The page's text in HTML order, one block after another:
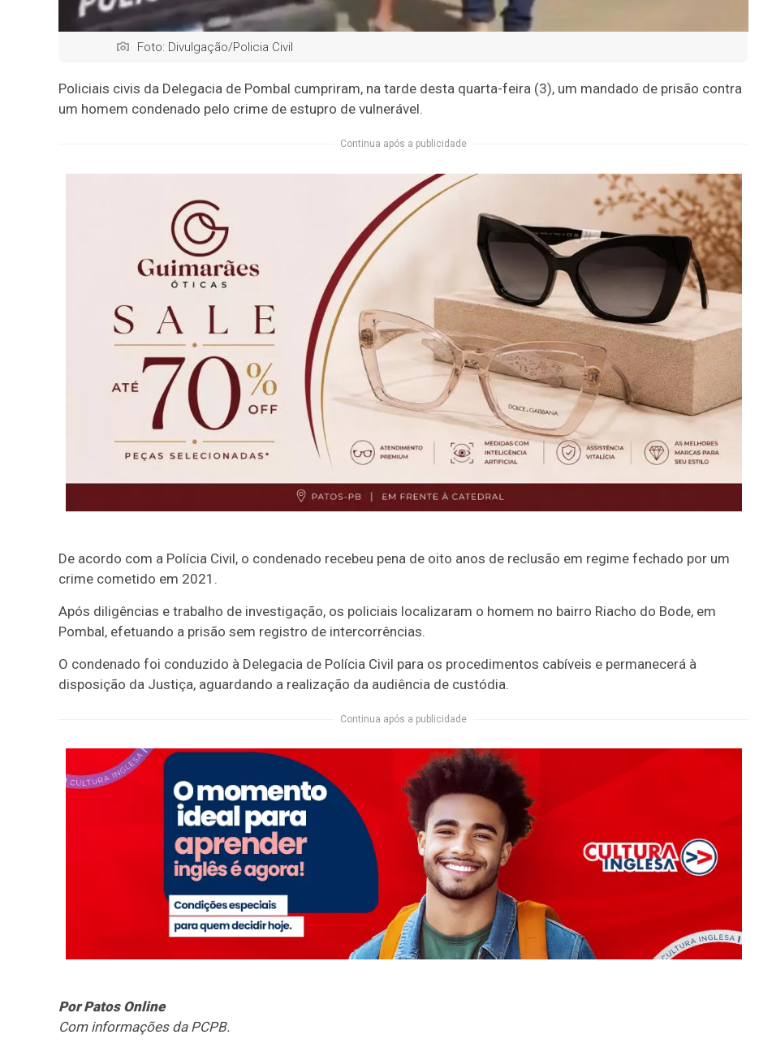
Foto: Divulgação/Policia Civil
Policiais civis da Delegacia de Pombal cumpriram, na tarde desta quarta-feira (3), um mandado de prisão contra
um homem condenado pelo crime de estupro de vulnerável.
Continua após a publicidade
De acordo com a Polícia Civil, o condenado recebeu pena de oito anos de reclusão em regime fechado por um
crime cometido em 2021.
Após diligências e trabalho de investigação, os policiais localizaram o homem no bairro Riacho do Bode, em
Pombal, efetuando a prisão sem registro de intercorrências.
O condenado foi conduzido à Delegacia de Polícia Civil para os procedimentos cabíveis e permanecerá à
disposição da Justiça, aguardando a realização da audiência de custódia.
Continua após a publicidade
Por Patos Online
Com informações da PCPB.